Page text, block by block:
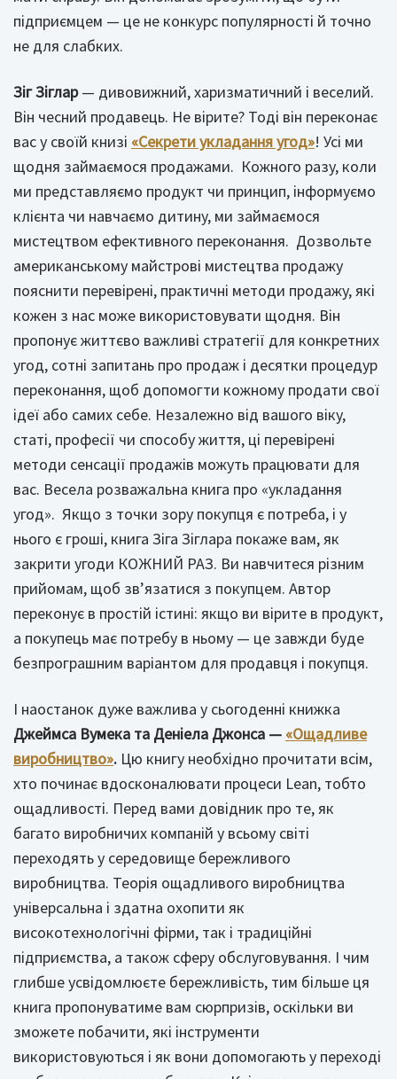
підприємцем — це не конкурс популярності й точно
не для слабких.
Зіг Зіглар— дивовижний, харизматичний і веселий.
Він чесний продавець. Не вірите? Тоді він переконає
вас у своїй книзі «Секрети укладання угод»! Усі ми
щодня займаємося продажами. Кожного разу, коли
ми представляємо продукт чи принцип, інформуємо
клієнта чи навчаємо дитину, ми займаємося
мистецтвом ефективного переконання. Дозвольте
американському майстрові мистецтва продажу
пояснити перевірені, практичні методи продажу, які
кожен з нас може використовувати щодня. Він
пропонує життєво важливі стратегії для конкретних
угод, сотні запитань про продаж і десятки процедур
переконання, щоб допомогти кожному продати свої
ідеї або самих себе. Незалежно від вашого віку,
статі, професії чи способу життя, ці перевірені
методи сенсації продажів можуть працювати для
вас. Весела розважальна книга про «укладання
угод». Якщо з точки зору покупця є потреба, і у
нього є гроші, книга Зіга Зіглара покаже вам, як
закрити угоди КОЖНИЙ РАЗ. Ви навчитеся різним
прийомам, щоб зв’язатися з покупцем. Автор
переконує в простій істині: якщо ви вірите в продукт,
а покупець має потребу в ньому — це завжди буде
безпрограшним варіантом для продавця і покупця.
І наостанок дуже важлива у сьогоденні книжка
Джеймса Вумека та Деніела Джонса — «Ощадливе
виробництво». Цю книгу необхідно прочитати всім,
хто починає вдосконалювати процеси Lean, тобто
ощадливості. Перед вами довідник про те, як
багато виробничих компаній у всьому світі
переходять у середовище бережливого
виробництва. Теорія ощадливого виробництва
універсальна і здатна охопити як
високотехнологічні фірми, так і традиційні
підприємства, а також сферу обслуговування. І чим
глибше усвідомлюєте бережливість, тим більше ця
книга пропонуватиме вам сюрпризів, оскільки ви
зможете побачити, які інструменти
використовуються і як вони допомогають у переході